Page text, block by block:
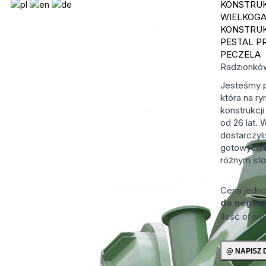
PESTAL
PECZELA
Jesteśmy
która na
od 26 lat.
gotowych
różnym
Cena
do
Ilość